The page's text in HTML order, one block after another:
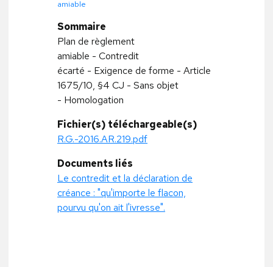
amiable
Sommaire
Plan de règlement
amiable - Contredit
écarté - Exigence de forme - Article
1675/10, §4 CJ - Sans objet
- Homologation
Fichier(s) téléchargeable(s)
R.G.-2016.AR.219.pdf
Documents liés
Le contredit et la déclaration de
créance : "qu'importe le flacon,
pourvu qu'on ait l'ivresse".